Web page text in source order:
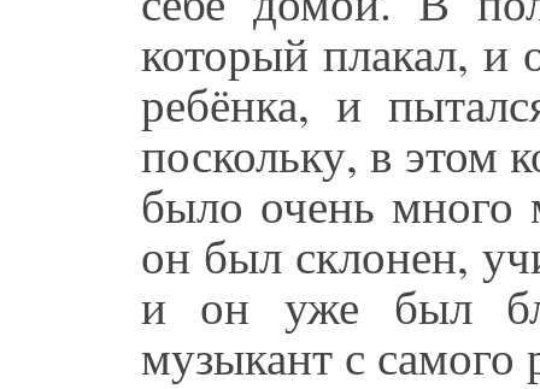
который плакал, и
ребёнка, и
поскольку, в этом
было очень много
он был склонен,
и он уже был
музыкант с самого